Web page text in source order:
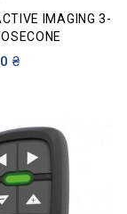
IMAGING 3-
₴